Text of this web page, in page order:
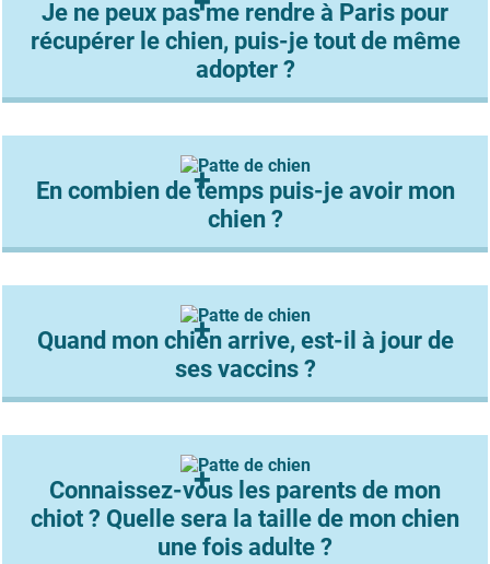
Je ne peux pas me rendre à Paris pour
récupérer le chien, puis-je tout de même
adopter ?
En combien de temps puis-je avoir mon
chien ?
Quand mon chien arrive, est-il à jour de
ses vaccins ?
Connaissez-vous les parents de mon
chiot ? Quelle sera la taille de mon chien
une fois adulte ?